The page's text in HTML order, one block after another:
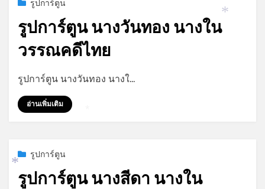
Posted
กรกฎาคม 9, 2023
รูปการ์ตูน
รูปการ์ตูน นางวันทอง นางใน
วรรณคดีไทย
admin
รูปการ์ตูน นางวันทอง นางใ…
อ่านเพิ่มเติม
Postedกรกฎาคม 9, 2023
รูปการ์ตูน
รูปการ์ตูน นางสีดา นางใน
*